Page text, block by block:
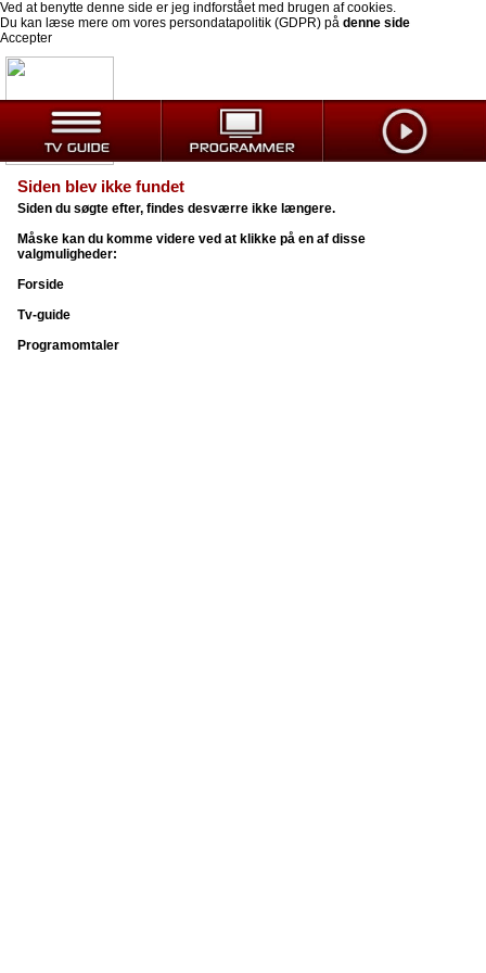
Ved at benytte denne side er jeg indforstået med brugen af cookies.
Du kan læse mere om vores persondatapolitik (GDPR) på denne side
Accepter
Siden blev ikke fundet
Siden du søgte efter, findes desværre ikke længere.
Måske kan du komme videre ved at klikke på en af disse
valgmuligheder:
Forside
Tv-guide
Programomtaler